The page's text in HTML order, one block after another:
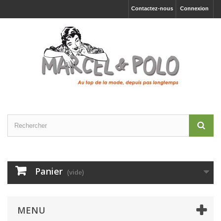
Connexion
Contactez-nous
Panier (vide)
MENU